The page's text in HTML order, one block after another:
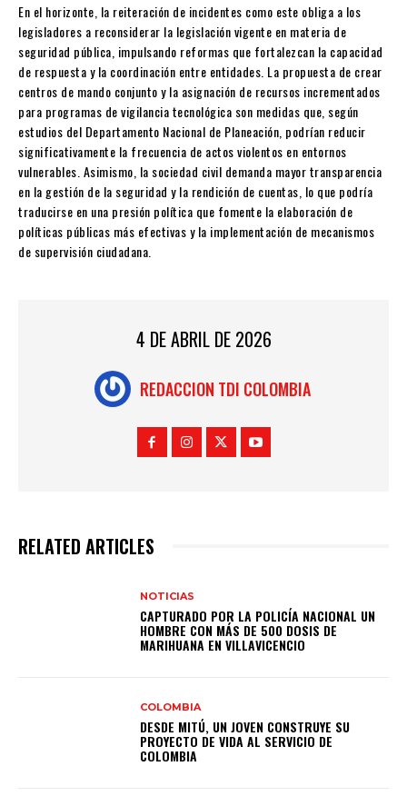
En el horizonte, la reiteración de incidentes como este obliga a los
legisladores a reconsiderar la legislación vigente en materia de
seguridad pública, impulsando reformas que fortalezcan la capacidad
de respuesta y la coordinación entre entidades. La propuesta de crear
centros de mando conjunto y la asignación de recursos incrementados
para programas de vigilancia tecnológica son medidas que, según
estudios del Departamento Nacional de Planeación, podrían reducir
significativamente la frecuencia de actos violentos en entornos
vulnerables. Asimismo, la sociedad civil demanda mayor transparencia
en la gestión de la seguridad y la rendición de cuentas, lo que podría
traducirse en una presión política que fomente la elaboración de
políticas públicas más efectivas y la implementación de mecanismos
de supervisión ciudadana.
4 DE ABRIL DE 2026
REDACCION TDI COLOMBIA
RELATED ARTICLES
NOTICIAS
CAPTURADO POR LA POLICÍA NACIONAL UN
HOMBRE CON MÁS DE 500 DOSIS DE
MARIHUANA EN VILLAVICENCIO
COLOMBIA
DESDE MITÚ, UN JOVEN CONSTRUYE SU
PROYECTO DE VIDA AL SERVICIO DE
COLOMBIA